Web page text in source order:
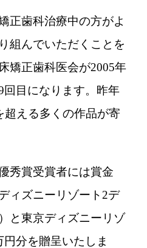
正歯科治療中の方がよ
組んでいただくことを
矯正歯科医会が2005年
回目になります。昨年
超える多くの作品が寄
秀賞受賞者には賞金
ィズニーリゾート2デ
と東京ディズニーリゾ
分を贈呈いたしま